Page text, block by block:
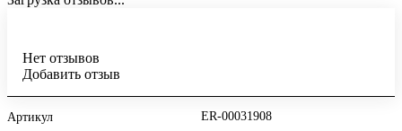
Нет отзывов
Добавить отзыв
Артикул ER-00031908